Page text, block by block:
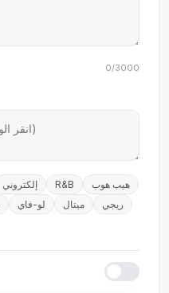
0/3000
إلكتروني R&B
هيب هوب
لو-فاي ميتال
ريجي